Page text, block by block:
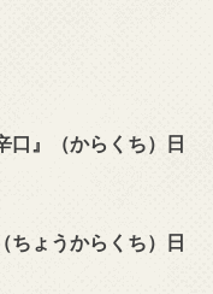
口』（からくち）日
ちょうからくち）日